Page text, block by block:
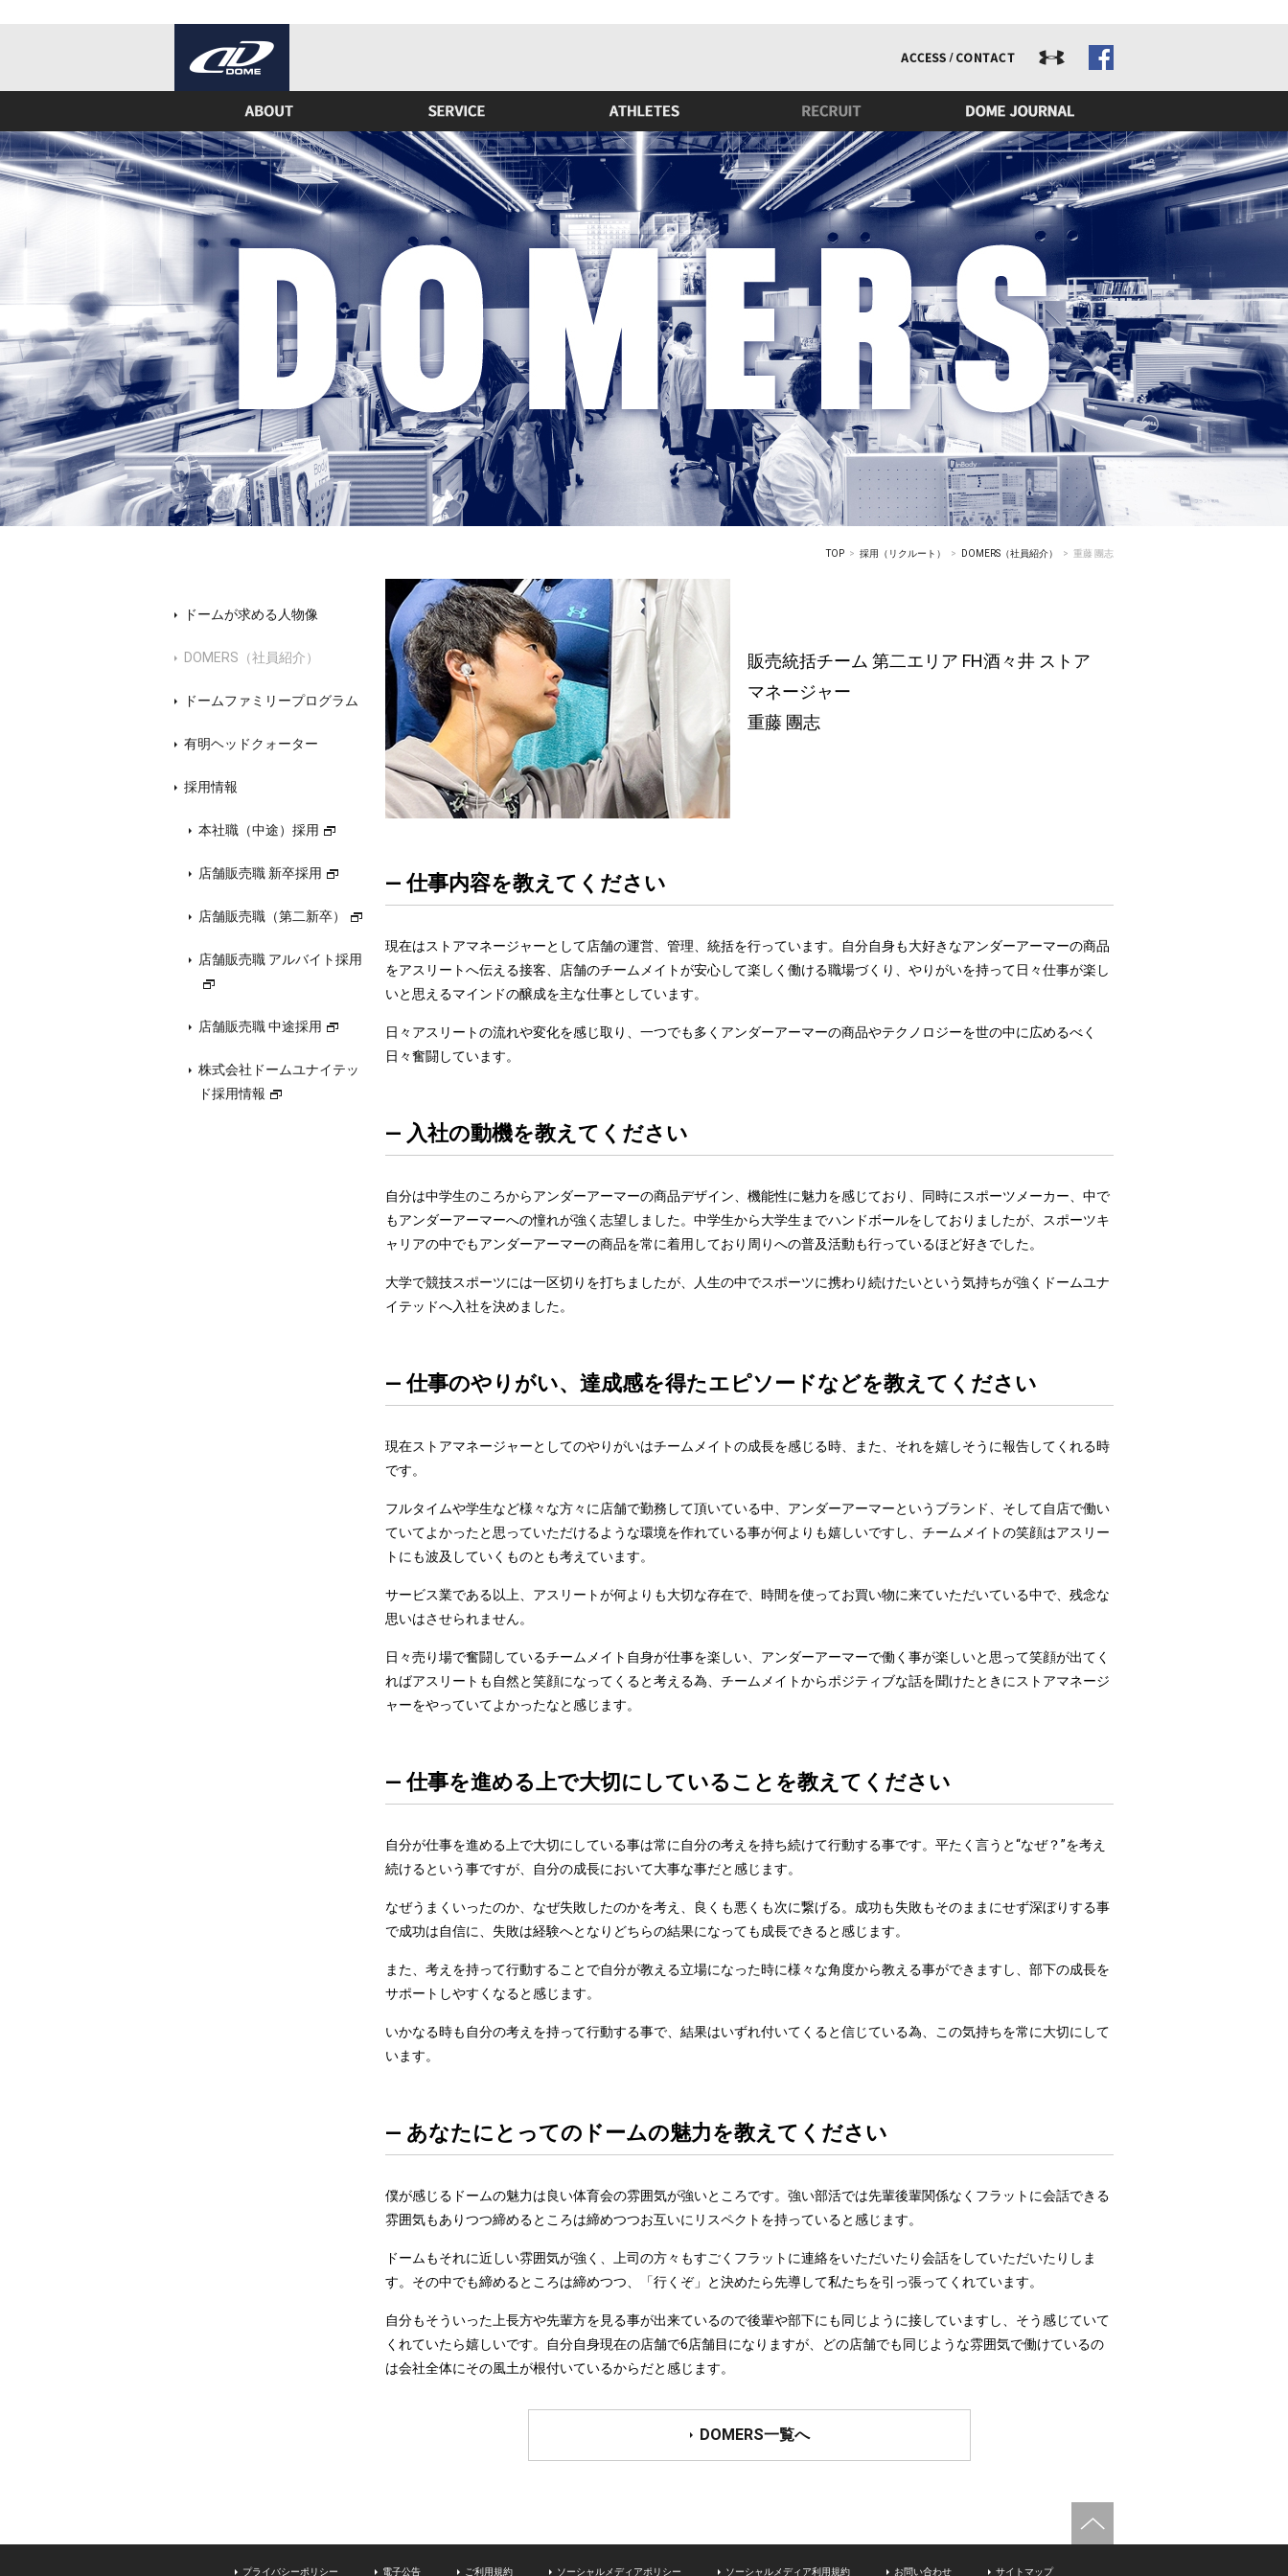
TOP 採用（リクルート） DOMERS（社員紹介） 重藤 團志
販売統括チーム 第二エリア FH酒々井 ストア
マネージャー
重藤 團志
— 仕事内容を教えてください
現在はストアマネージャーとして店舗の運営、管理、統括を行っています。自分自身も大好きなアンダーアーマーの商品
をアスリートへ伝える接客、店舗のチームメイトが安心して楽しく働ける職場づくり、やりがいを持って日々仕事が楽し
いと思えるマインドの醸成を主な仕事としています。
日々アスリートの流れや変化を感じ取り、一つでも多くアンダーアーマーの商品やテクノロジーを世の中に広めるべく
日々奮闘しています。
— 入社の動機を教えてください
自分は中学生のころからアンダーアーマーの商品デザイン、機能性に魅力を感じており、同時にスポーツメーカー、中で
もアンダーアーマーへの憧れが強く志望しました。中学生から大学生までハンドボールをしておりましたが、スポーツキ
ャリアの中でもアンダーアーマーの商品を常に着用しており周りへの普及活動も行っているほど好きでした。
大学で競技スポーツには一区切りを打ちましたが、人生の中でスポーツに携わり続けたいという気持ちが強くドームユナ
イテッドへ入社を決めました。
— 仕事のやりがい、達成感を得たエピソードなどを教えてください
現在ストアマネージャーとしてのやりがいはチームメイトの成長を感じる時、また、それを嬉しそうに報告してくれる時
です。
フルタイムや学生など様々な方々に店舗で勤務して頂いている中、アンダーアーマーというブランド、そして自店で働い
ていてよかったと思っていただけるような環境を作れている事が何よりも嬉しいですし、チームメイトの笑顔はアスリー
トにも波及していくものとも考えています。
サービス業である以上、アスリートが何よりも大切な存在で、時間を使ってお買い物に来ていただいている中で、残念な
思いはさせられません。
日々売り場で奮闘しているチームメイト自身が仕事を楽しい、アンダーアーマーで働く事が楽しいと思って笑顔が出てく
ればアスリートも自然と笑顔になってくると考える為、チームメイトからポジティブな話を聞けたときにストアマネージ
ャーをやっていてよかったなと感じます。
— 仕事を進める上で大切にしていることを教えてください
自分が仕事を進める上で大切にしている事は常に自分の考えを持ち続けて行動する事です。平たく言うと“なぜ？”を考え
続けるという事ですが、自分の成長において大事な事だと感じます。
なぜうまくいったのか、なぜ失敗したのかを考え、良くも悪くも次に繋げる。成功も失敗もそのままにせず深ぼりする事
で成功は自信に、失敗は経験へとなりどちらの結果になっても成長できると感じます。
また、考えを持って行動することで自分が教える立場になった時に様々な角度から教える事ができますし、部下の成長を
サポートしやすくなると感じます。
いかなる時も自分の考えを持って行動する事で、結果はいずれ付いてくると信じている為、この気持ちを常に大切にして
います。
— あなたにとってのドームの魅力を教えてください
僕が感じるドームの魅力は良い体育会の雰囲気が強いところです。強い部活では先輩後輩関係なくフラットに会話できる
雰囲気もありつつ締めるところは締めつつお互いにリスペクトを持っていると感じます。
ドームもそれに近しい雰囲気が強く、上司の方々もすごくフラットに連絡をいただいたり会話をしていただいたりしま
す。その中でも締めるところは締めつつ、「行くぞ」と決めたら先導して私たちを引っ張ってくれています。
自分もそういった上長方や先輩方を見る事が出来ているので後輩や部下にも同じように接していますし、そう感じていて
くれていたら嬉しいです。自分自身現在の店舗で6店舗目になりますが、どの店舗でも同じような雰囲気で働けているの
は会社全体にその風土が根付いているからだと感じます。
DOMERS一覧へ
ドームが求める人物像
DOMERS（社員紹介）
ドームファミリープログラム
有明ヘッドクォーター
採用情報
本社職（中途）採用
店舗販売職 新卒採用
店舗販売職（第二新卒）
店舗販売職 アルバイト採用
店舗販売職 中途採用
株式会社ドームユナイテッ
ド採用情報
プライバシーポリシー 電子公告 ご利用規約 ソーシャルメディアポリシー ソーシャルメディア利用規約 お問い合わせ サイトマップ